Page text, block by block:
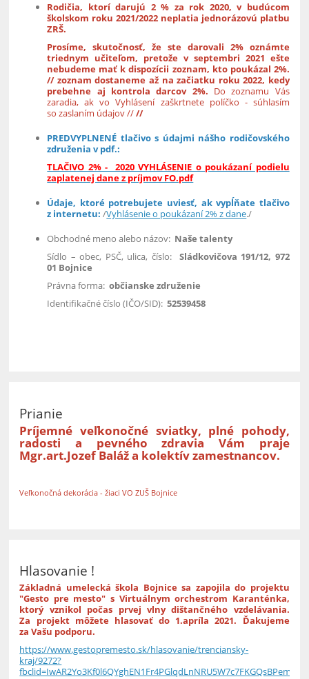
Rodičia, ktorí darujú 2 % za rok 2020, v budúcom
školskom roku 2021/2022 neplatia jednorázovú platbu
ZRŠ.
Prosíme, skutočnosť, že ste darovali 2% oznámte
triednym učiteľom, pretože v septembri 2021 ešte
nebudeme mať k dispozícii zoznam, kto poukázal 2%.
// zoznam dostaneme až na začiatku roku 2022, kedy
prebehne aj kontrola darcov 2%. Do zoznamu Vás
zaradia, ak vo Vyhlásení zaškrtnete políčko - súhlasím
so zaslaním údajov ////
PREDVYPLNENÉ tlačivo s údajmi nášho rodičovského
združenia v pdf.:
TLAČIVO 2% - 2020 VYHLÁSENIE o poukázaní podielu
zaplatenej dane z príjmov FO.pdf
Údaje, ktoré potrebujete uviesť, ak vypĺňate tlačivo
z internetu:/Vyhlásenie o poukázaní 2% z dane./
Obchodné meno alebo názov: Naše talenty
Sídlo – obec, PSČ, ulica, číslo: Sládkovičova 191/12, 972
01 Bojnice
Právna forma:občianske združenie
Identifikačné číslo (IČO/SID):52539458
Prianie
Príjemné veľkonočné sviatky, plné pohody,
radosti a pevného zdravia Vám praje
Mgr.art.Jozef Baláž a kolektív zamestnancov.
Veľkonočná dekorácia - žiaci VO ZUŠ Bojnice
Hlasovanie !
Základná umelecká škola Bojnice sa zapojila do projektu
"Gesto pre mesto" s Virtuálnym orchestrom Karanténka,
ktorý vznikol počas prvej vlny dištančného vzdelávania.
Za projekt môžete hlasovať do 1.apríla 2021. Ďakujeme
za Vašu podporu.
https://www.gestopremesto.sk/hlasovanie/trenciansky-
kraj/9272?